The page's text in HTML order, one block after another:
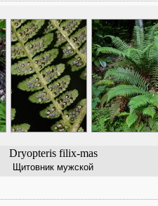
Dryopteris filix-mas
Щитовник мужской